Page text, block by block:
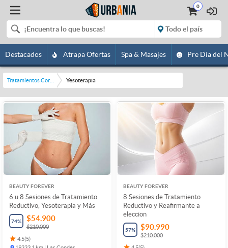
0
Destacados Atrapa Ofertas Spa & Masajes Pre Día del
Tratamientos Corporales Yesoterapia
BEAUTY FOREVER
6 u 8 Sesiones de Tratamiento
Reductivo, Yesoterapia y Más
74% $54.900
$210.000
4.5(5)
BEAUTY FOREVER
8 Sesiones de Tratamiento
Reductivo y Reafirmante a
eleccion
57% $90.990
$210.000